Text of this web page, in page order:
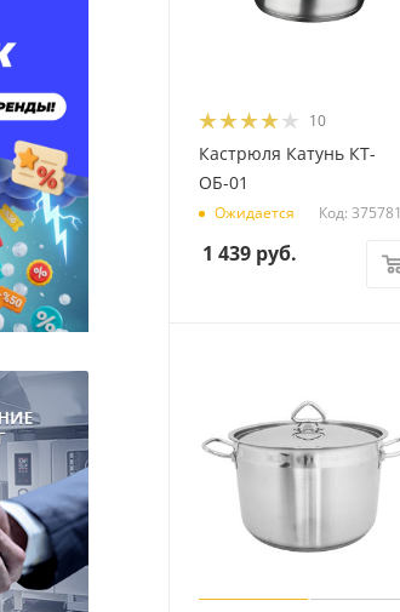
10
Кастрюля Катунь КТ-
ОБ-01
Ожидается Код: 375781
1 439 руб.